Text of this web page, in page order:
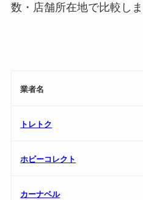
数・店舗所在地で比較しま
業者名
トレトク
ホビーコレクト
カーナベル